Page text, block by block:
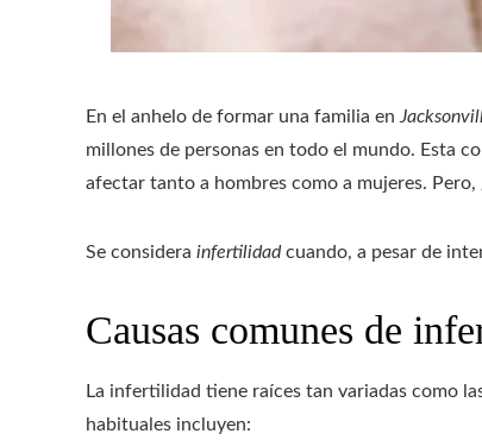
En el anhelo de formar una familia en
millones de personas en todo el mundo. Esta
afectar tanto a hombres como a mujeres.
Se considera infertilidadcuando, a pesar de
Causas comunes de
La infertilidad tiene raíces tan variadas como
habituales incluyen: